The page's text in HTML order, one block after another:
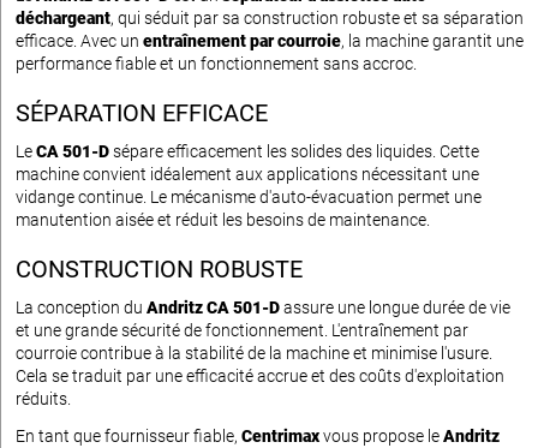
déchargeant, qui séduit par sa construction robuste et sa séparation
efficace. Avec un entraînement par courroie, la machine garantit une
performance fiable et un fonctionnement sans accroc.
SÉPARATION EFFICACE
LeCA 501-Dsépare efficacement les solides des liquides. Cette
machine convient idéalement aux applications nécessitant une
vidange continue. Le mécanisme d'auto-évacuation permet une
manutention aisée et réduit les besoins de maintenance.
CONSTRUCTION ROBUSTE
La conception du Andritz CA 501-Dassure une longue durée de vie
et une grande sécurité de fonctionnement. L'entraînement par
courroie contribue à la stabilité de la machine et minimise l'usure.
Cela se traduit par une efficacité accrue et des coûts d'exploitation
réduits.
En tant que fournisseur fiable, Centrimaxvous propose leAndritz